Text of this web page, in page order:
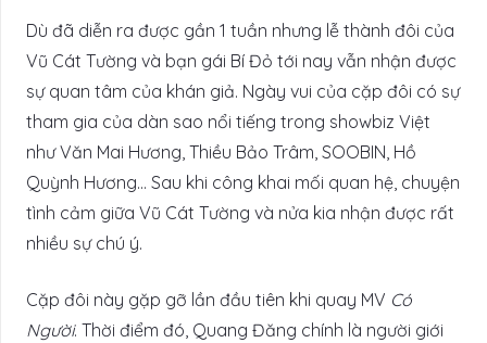
Dù đã diễn ra được gần 1 tuần nhưng lễ thành đôi của
Vũ Cát Tường và bạn gái Bí Đỏ tới nay vẫn nhận được
sự quan tâm của khán giả. Ngày vui của cặp đôi có sự
tham gia của dàn sao nổi tiếng trong showbiz Việt
như Văn Mai Hương, Thiều Bảo Trâm, SOOBIN, Hồ
Quỳnh Hương… Sau khi công khai mối quan hệ, chuyện
tình cảm giữa Vũ Cát Tường và nửa kia nhận được rất
nhiều sự chú ý.
Cặp đôi này gặp gỡ lần đầu tiên khi quay MV Có
Người. Thời điểm đó, Quang Đăng chính là người giới